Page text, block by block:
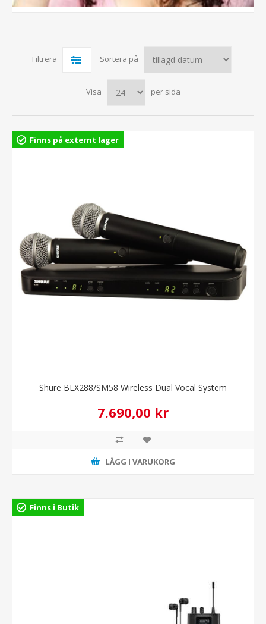
Filtrera Sortera på
Visa per sida
Finns på externt lager
Shure BLX288/SM58 Wireless Dual Vocal System
7.690,00 kr
LÄGG I VARUKORG
Finns i Butik